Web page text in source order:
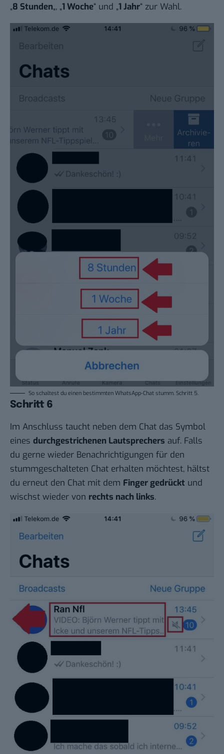
„8 Stunden„, „1 Woche“ und „1 Jahr“ zur Wahl.
So schaltest du einen bestimmten WhatsApp-Chat stumm. Schritt 5.
Schritt 6
Im Anschluss taucht neben dem Chat das Symbol
eines durchgestrichenen Lautsprechers auf. Falls
du gerne wieder Benachrichtigungen für den
stummgeschalteten Chat erhalten möchtest, hältst
du erneut den Chat mit dem Finger gedrückt und
wischst wieder von rechts nach links.